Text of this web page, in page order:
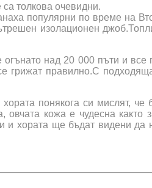
толкова очевидни.
популярни по време на
изолационен
над 20 000 пъти и
грижат правилно.С
понякога си мислят,
кожа е чудесна
хората ще бъдат видени да